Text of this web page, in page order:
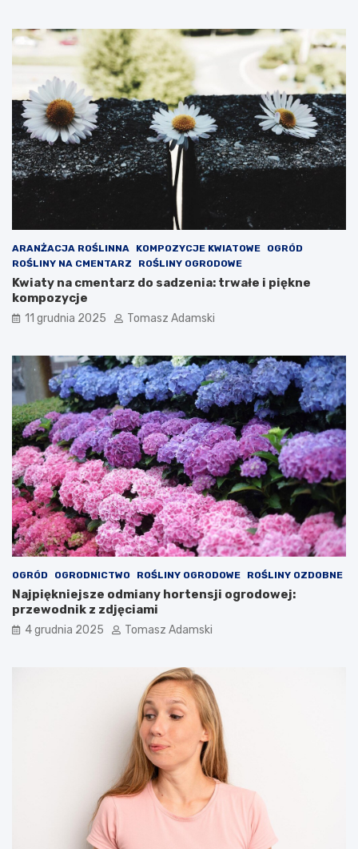
ARANŻACJA ROŚLINNA KOMPOZYCJE KWIATOWE
OGRÓD
ROŚLINY NA CMENTARZ
ROŚLINY OGRODOWE
Kwiaty na cmentarz do sadzenia: trwałe i piękne
kompozycje
11 grudnia 2025 Tomasz Adamski
OGRÓD OGRODNICTWO ROŚLINY OGRODOWE ROŚLINY OZDOBNE
Najpiękniejsze odmiany hortensji ogrodowej:
przewodnik z zdjęciami
4 grudnia 2025 Tomasz Adamski